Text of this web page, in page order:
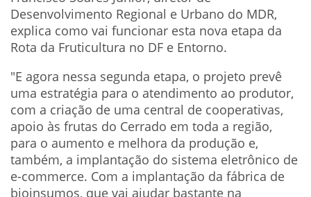
Desenvolvimento Regional e Urbano do MDR,
explica como vai funcionar esta nova etapa da
Rota da Fruticultura no DF e Entorno.
"E agora nessa segunda etapa, o projeto prevê
uma estratégia para o atendimento ao produtor,
com a criação de uma central de cooperativas,
apoio às frutas do Cerrado em toda a região,
para o aumento e melhora da produção e,
também, a implantação do sistema eletrônico de
e-commerce. Com a implantação da fábrica de
bioinsumos, que vai ajudar bastante na